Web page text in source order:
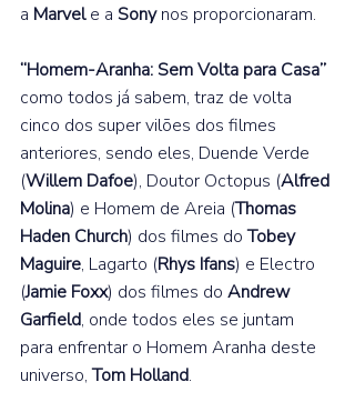
a Marvel e a Sony nos proporcionaram.
“Homem-Aranha: Sem Volta para Casa”
como todos já sabem, traz de volta
cinco dos super vilões dos filmes
anteriores, sendo eles, Duende Verde
(Willem Dafoe), Doutor Octopus (Alfred
Molina) e Homem de Areia (Thomas
Haden Church) dos filmes do Tobey
Maguire, Lagarto (Rhys Ifans) e Electro
(Jamie Foxx) dos filmes do Andrew
Garfield, onde todos eles se juntam
para enfrentar o Homem Aranha deste
universo, Tom Holland.